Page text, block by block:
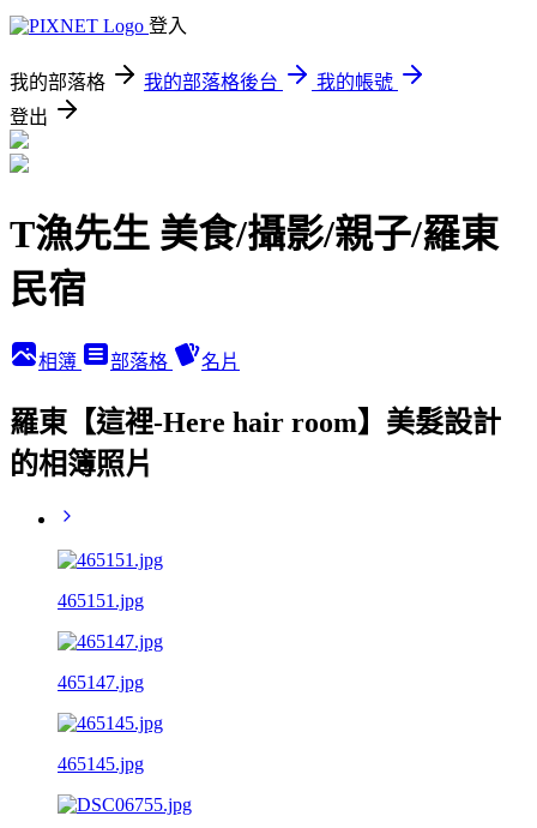
登入
我的部落格 我的部落格後台
我的帳號
登出
T漁先生 美食/攝影/親子/羅東
民宿
相簿 部落格 名片
羅東【這裡-Here hair room】美髮設計
的相簿照片
465151.jpg
465147.jpg
465145.jpg